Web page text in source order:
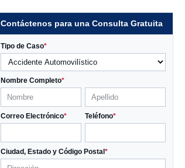
Contáctenos para una Consulta Gratuita
Tipo de Caso*
Nombre Completo*
Correo Electrónico* Teléfono*
Ciudad, Estado y Código Postal *